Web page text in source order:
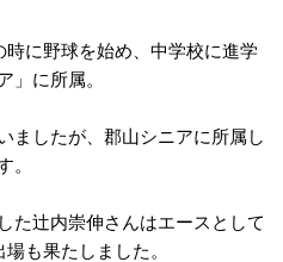
に野球を始め、中学校に進学
」に所属。
ましたが、郡山シニアに所属し
。
た辻内崇伸さんはエースとして
も果たしました。